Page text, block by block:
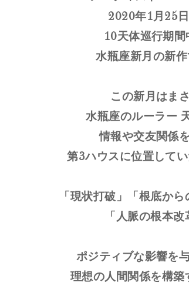
2020年1月25
10天体巡行期間
水瓶座新月の新作
この新月はま
水瓶座のルーラー
情報や交友関係
第3ハウスに位置して
「現状打破」「根底から
「人脈の根本改
ポジティブな影響を
理想の人間関係を構築